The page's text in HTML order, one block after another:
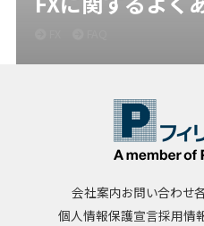
会社案内お問い合わせ
個人情報保護宣言採用情